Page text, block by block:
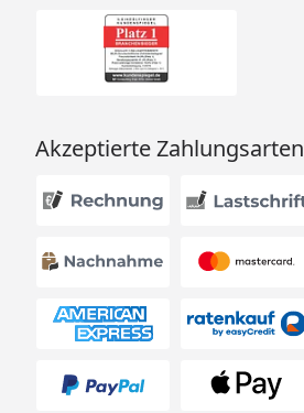
Akzeptierte Zahlungsarten